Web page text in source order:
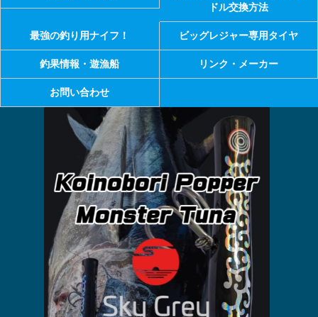
ドル交換方法
最強の釣り用ナイフ！ ビッグレジャー専用タイヤ
釣果情報・遊漁船 リンク・メーカー
お問い合わせ